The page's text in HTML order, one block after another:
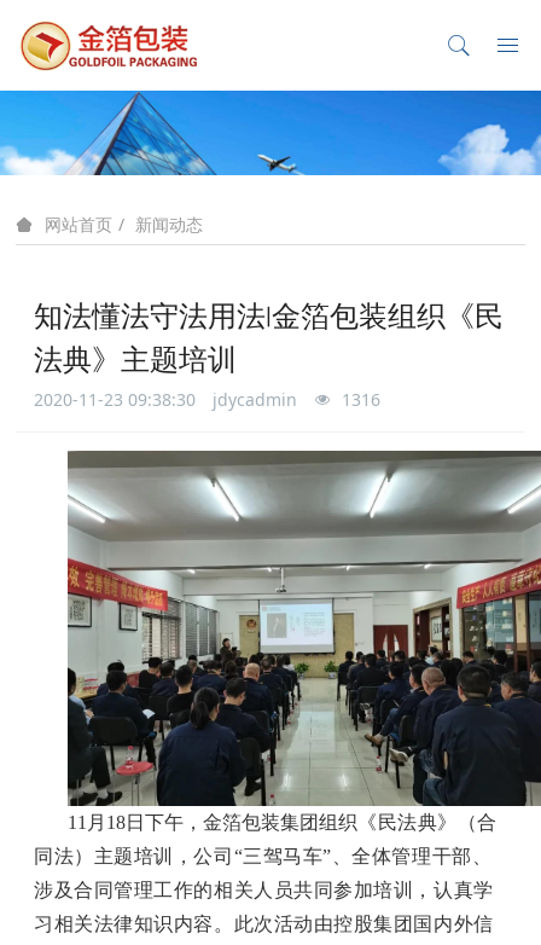
网站首页 新闻动态
知法懂法守法用法∣金箔包装组织《民
法典》主题培训
2020-11-23 09:38:30 jdycadmin 1316
11月18日下午，金箔包装集团组织 《民法典》（合
同法）主题培训，公司“三驾马车”、全体管理干部、
涉及合同管理工作的相关人员共同参加培训，认真学
习相关法律知识内容。 此次活动由控股集团国内外信